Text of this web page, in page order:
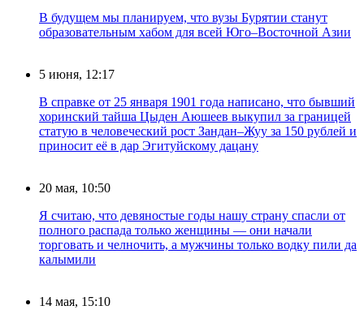
В будущем мы планируем, что вузы Бурятии станут
образовательным хабом для всей Юго–Восточной Азии
5 июня, 12:17
В справке от 25 января 1901 года написано, что бывший
хоринский тайша Цыден Аюшеев выкупил за границей
статую в человеческий рост Зандан–Жуу за 150 рублей и
приносит её в дар Эгитуйскому дацану
20 мая, 10:50
Я считаю, что девяностые годы нашу страну спасли от
полного распада только женщины — они начали
торговать и челночить, а мужчины только водку пили да
калымили
14 мая, 15:10